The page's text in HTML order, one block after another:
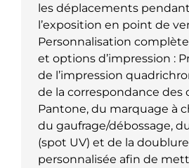
les déplacements
l’exposition en point de
Personnalisation
et options d’impression :
de l’impression
de la correspondance des
Pantone, du marquage à
du gaufrage/débossage,
(spot UV) et de la
personnalisée afin de